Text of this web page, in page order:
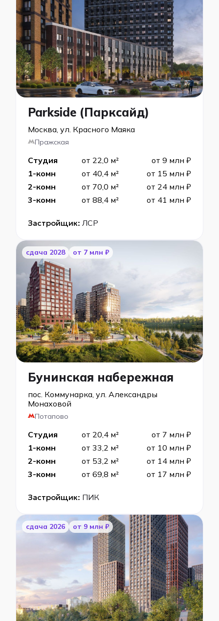
Parkside (Парксайд)
Москва, ул. Красного Маяка
Пражская
Студия от 22,0 м²
от 9 млн ₽
1-комн
от 40,4 м²
от 15 млн ₽
2-комн
от 70,0 м²
от 24 млн ₽
3-комн
от 88,4 м² от 41 млн ₽
Застройщик: ЛСР
cдача 2028 от 7 млн ₽
Бунинская набережная
пос. Коммунарка, ул. Александры
Монаховой
Потапово
Студия от 20,4 м²
от 7 млн ₽
1-комн
от 33,2 м²
от 10 млн ₽
2-комн
от 53,2 м²
от 14 млн ₽
3-комн
от 69,8 м² от 17 млн ₽
Застройщик: ПИК
cдача 2026 от 9 млн ₽